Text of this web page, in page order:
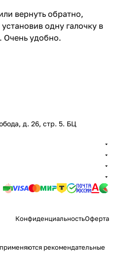
вернуть обратно,
одну галочку в
Очень удобно.
д. 26, стр. 5. БЦ
КонфиденциальностьОферта
рекомендательные